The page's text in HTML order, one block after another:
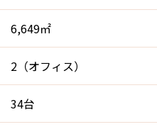
6,649㎡
2（オフィス）
34台